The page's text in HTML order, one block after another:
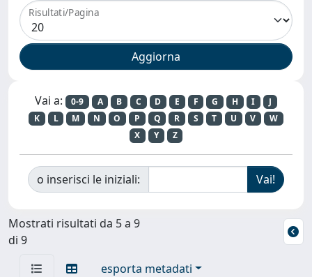
Risultati/Pagina
Vai a: 0-9 A B C D E F G H I
J
K
L M N O P Q R S T U V
W
X
Y Z
o inserisci le iniziali:
Mostrati risultati da 5 a 9
di 9
esporta metadati